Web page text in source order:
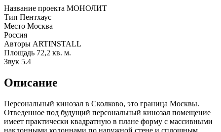
Название проекта МОНОЛИТ
Тип Пентхаус
Место Москва
Россия
Авторы ARTINSTALL
Площадь 72,2 кв. м.
Звук 5.4
Описание
Персональный кинозал в Сколково, это граница Москвы.
Отведенное под будущий персональный кинозал помещение
имеет практически квадратную в плане форму с массивными
наклонными колоннами по наружной стене и сплошным